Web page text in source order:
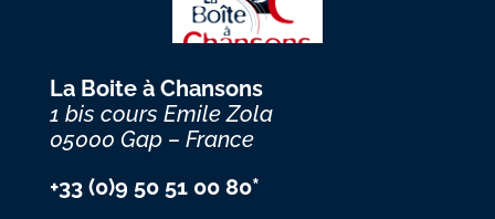
La Boite à Chansons
1 bis cours Emile Zola
05000 Gap – France
+33 (0)9 50 51 00 80*